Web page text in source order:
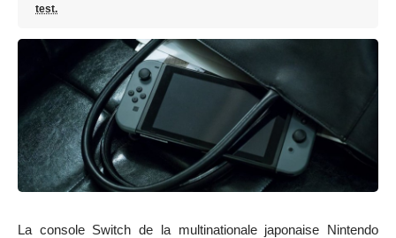
test.
La console Switch de la multinationale japonaise Nintendo